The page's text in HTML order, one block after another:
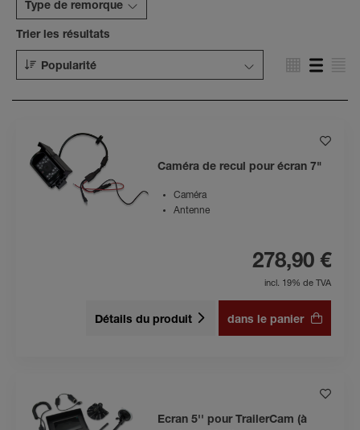
Type de remorque
Trier les résultats
Popularité
Caméra de recul pour écran 7"
Caméra
Antenne
278,90 €
incl. 19% de TVA
Détails du produit dans le panier
Ecran 5'' pour TrailerCam (à